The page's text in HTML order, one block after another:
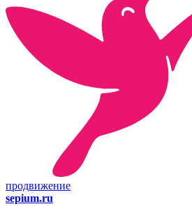
продвижение
sepium.ru